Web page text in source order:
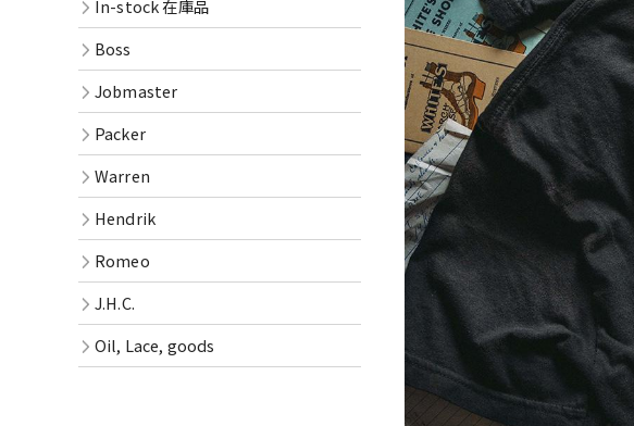
In-stock 在庫品
Boss
Jobmaster
Packer
Warren
Hendrik
Romeo
J.H.C.
Oil, Lace, goods